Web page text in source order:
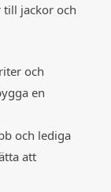
jackor och
och
en
och lediga
att